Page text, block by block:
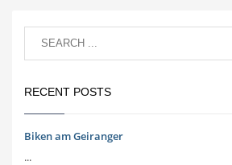
RECENT POSTS
Biken am Geiranger
...